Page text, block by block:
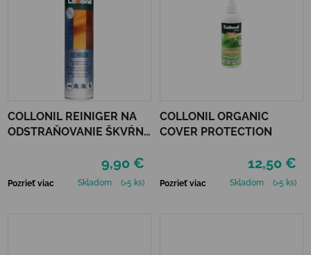
COLLONIL REINIGER NA
ODSTRAŇOVANIE ŠKVŔN
9,90 €
Pozrieť viac Skladom (>5 ks)
COLLONIL ORGANIC
COVER PROTECTION
12,50 €
Pozrieť viac Skladom (>5 ks)